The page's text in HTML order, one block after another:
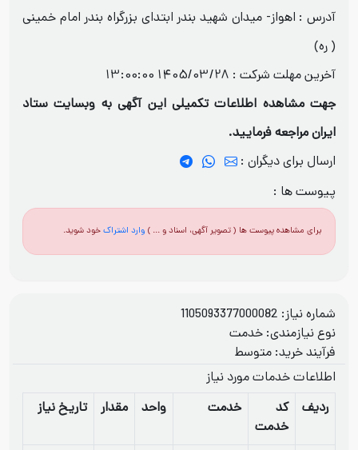
آدرس : اهواز- میدان شهید بندر ابتدای بزرگراه بندر امام خمینی
( ره)
آخرین مهلت شرکت : 1405/03/28 13:00:00
جهت مشاهده اطلاعات تکمیلی این آگهی به وبسایت ستاد
ایران مراجعه فرمایید.
ارسال برای دیگران :
پیوست ها :
برای مشاهده پیوست ها ( تصویر آگهی، اسناد و ... ) وارد اشتراکخود شوید.
شماره نیاز: 1105093377000082
نوع نیازمندی: خدمت
فرآيند خريد: متوسط
اطلاعات خدمات مورد نياز
ردیف
کد
خدمت
خدمت واحد مقدار تاریخ نیاز